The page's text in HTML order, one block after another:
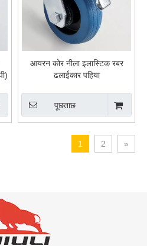
आयरन कोर नीला इलास्टिक रबर
ढलाईकार पहिया
पूछताछ
1 2 »